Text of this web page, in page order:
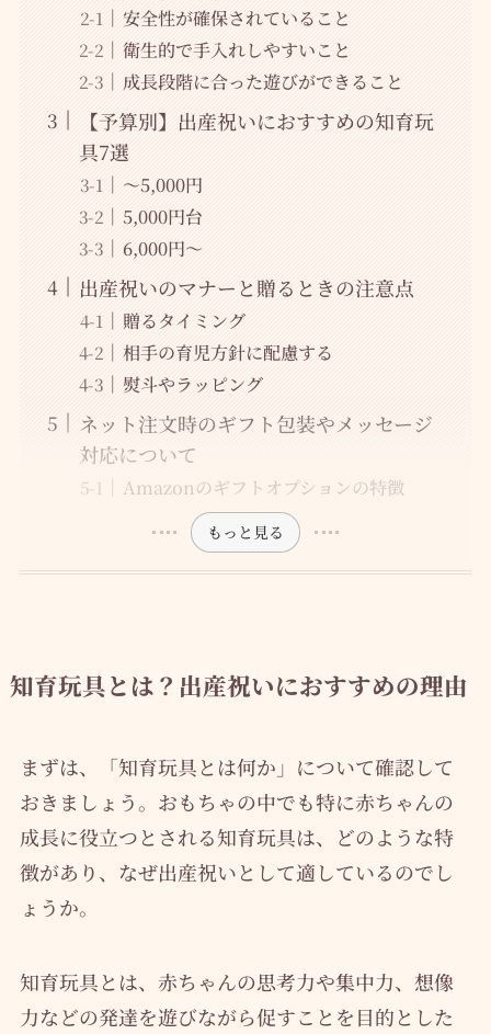
安全性が確保されていること
衛生的で手入れしやすいこと
成長段階に合った遊びができること
【予算別】出産祝いにおすすめの知育玩
具7選
～5,000円
5,000円台
6,000円～
出産祝いのマナーと贈るときの注意点
贈るタイミング
相手の育児方針に配慮する
熨斗やラッピング
ネット注文時のギフト包装やメッセージ
対応について
Amazonのギフトオプションの特徴
もっと見る
知育玩具とは？出産祝いにおすすめの理由
まずは、「知育玩具とは何か」について確認して
おきましょう。おもちゃの中でも特に赤ちゃんの
成長に役立つとされる知育玩具は、どのような特
徴があり、なぜ出産祝いとして適しているのでし
ょうか。
知育玩具とは、赤ちゃんの思考力や集中力、想像
力などの発達を遊びながら促すことを目的とした